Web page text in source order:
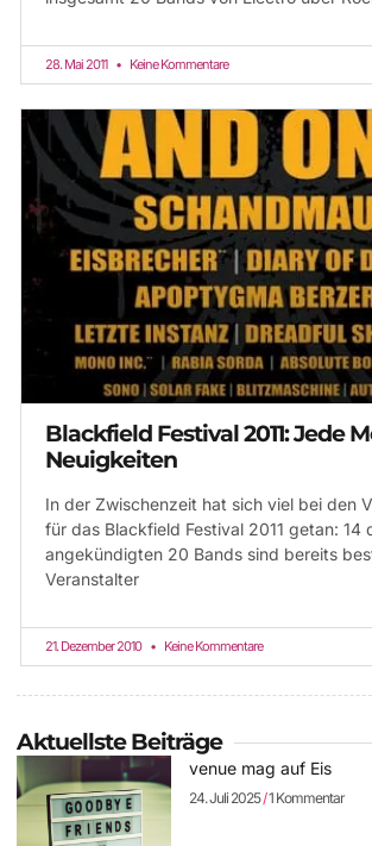
28. Mai 2011 Keine Kommentare
Blackfield Festival 2011: Jede
Neuigkeiten
In der Zwischenzeit hat sich viel bei den
für das Blackfield Festival 2011 getan: 14
angekündigten 20 Bands sind bereits
Veranstalter
21. Dezember 2010 Keine Kommentare
Aktuellste Beiträge
venue mag auf Eis
24. Juli 2025 1 Kommentar